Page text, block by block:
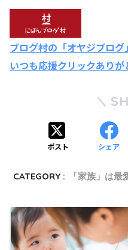
ブログ村の「オヤジブログ
いつも応援クリックあり
ポスト シェア
CATEGORY : 「家族」は最